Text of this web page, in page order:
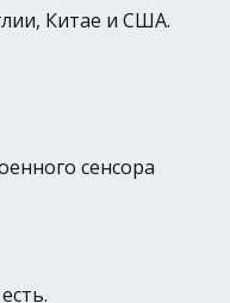
Китае и США.
сенсора